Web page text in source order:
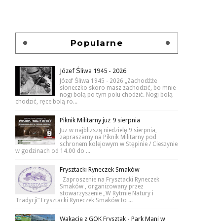
Popularne
Józef Śliwa 1945 - 2026
Józef Śliwa 1945 - 2026 „Zachodźże
słoneczko skoro masz zachodzić, bo mnie
nogi bolą po tym polu chodzić. Nogi bolą
chodzić, ręce bolą ro...
Piknik Militarny już 9 sierpnia
Już w najbliższą niedzielę 9 sierpnia,
zapraszamy na Piknik Militarny pod
schronem kolejowym w Stępinie / Cieszynie
w godzinach od 14.00 do ...
Frysztacki Ryneczek Smaków
Zaproszenie na Frysztacki Ryneczek
Smaków , organizowany przez
stowarzyszenie „W Rytmie Natury i
Tradycji” Frysztacki Ryneczek Smaków to ...
Wakacje z GOK Frysztak - Park Mani w